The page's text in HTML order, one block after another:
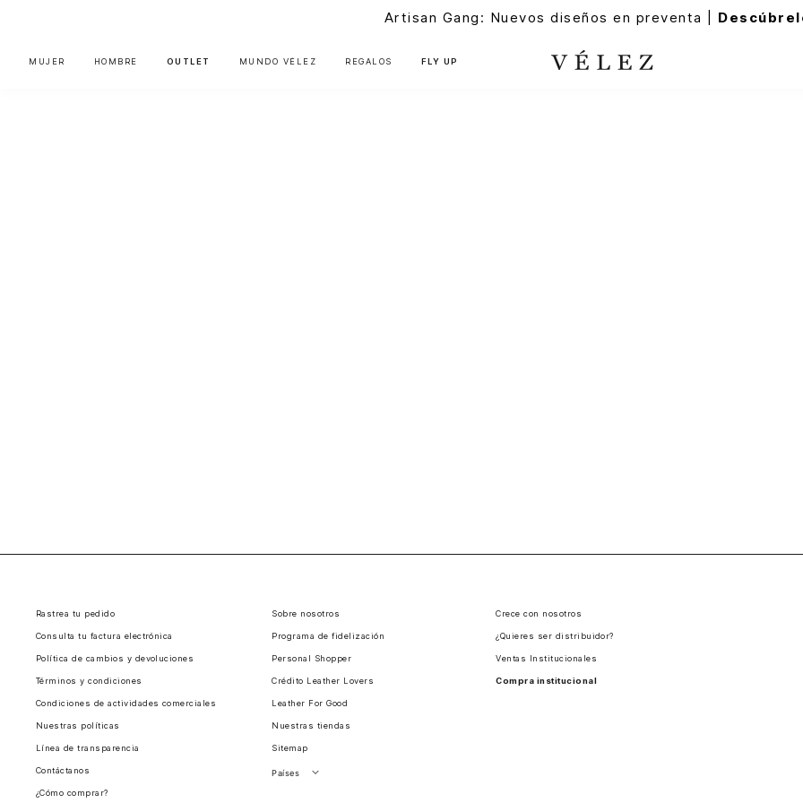
Artisan Gang: Nuevos diseños en preventa |
MUJER HOMBRE OUTLET MUNDO VÉLEZ REGALOS FLY UP
Rastrea tu pedido
Consulta tu factura electrónica
Política de cambios y devoluciones
Términos y condiciones
Condiciones de actividades comerciales
Nuestras políticas
Línea de transparencia
Contáctanos
¿Cómo comprar?
Sobre nosotros
Programa de fidelización
Personal Shopper
Crédito Leather Lovers
Leather For Good
Nuestras tiendas
Sitemap
Países
Crece con nosotros
¿Quieres ser distribuidor?
Ventas Institucionales
Compra institucional